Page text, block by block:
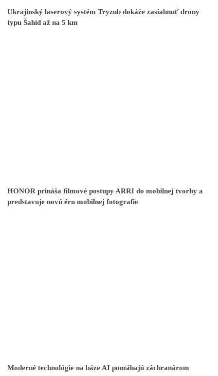
Ukrajinský laserový systém Tryzub dokáže zasiahnuť drony
typu Šahíd až na 5 km
HONOR prináša filmové postupy ARRI do mobilnej tvorby a
predstavuje novú éru mobilnej fotografie
Moderné technológie na báze AI pomáhajú záchranárom